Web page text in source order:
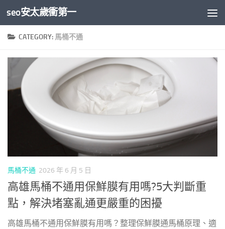
Skip to content
seo安太歲衝第一
CATEGORY: 馬桶不通
馬桶不通 2026 年 6 月 5 日
高雄馬桶不通用保鮮膜有用嗎?5大判斷重
點，解決堵塞亂通更嚴重的困擾
高雄馬桶不通用保鮮膜有用嗎？整理保鮮膜通馬桶原理、適